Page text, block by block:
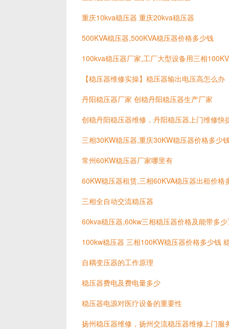
重庆10kva稳压器 重庆20kva稳压器
500KVA稳压器,500KVA稳压器价格多少钱
100kva稳压器厂家,工厂大型设备用三相
【稳压器维修实操】稳压器输出电压高怎么办
丹阳稳压器厂家 创稳丹阳稳压器生产厂家
创稳丹阳稳压器维修，丹阳稳压器上门维修快
三相30KW稳压器,重庆30KW稳压器价格多少
常州60KW稳压器厂家哪里有
60KW稳压器租赁,三相60KVA稳压器出租价格
三相全自动交流稳压器
60kva稳压器,60kw三相稳压器价格及能带多
100kw稳压器 三相100KW稳压器价格多少钱
自耦变压器的工作原理
稳压器费电及费电量多少
稳压器电源对医疗设备的重要性
扬州稳压器维修，扬州交流稳压器维修上门服